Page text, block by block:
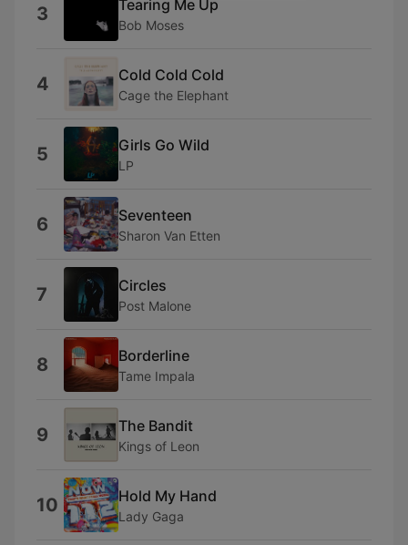
3 Tearing Me Up
Bob Moses
4 Cold Cold Cold
Cage the Elephant
5 Girls Go Wild
LP
6 Seventeen
Sharon Van Etten
7 Circles
Post Malone
8 Borderline
Tame Impala
9 The Bandit
Kings of Leon
10 Hold My Hand
Lady Gaga